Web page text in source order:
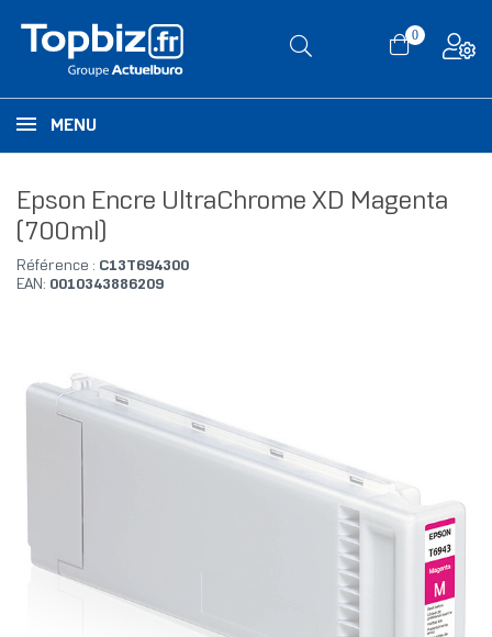
0
MENU
Epson Encre UltraChrome XD Magenta
(700ml)
Référence : C13T694300
EAN: 0010343886209